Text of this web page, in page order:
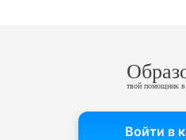
твой помощник в
Войти в